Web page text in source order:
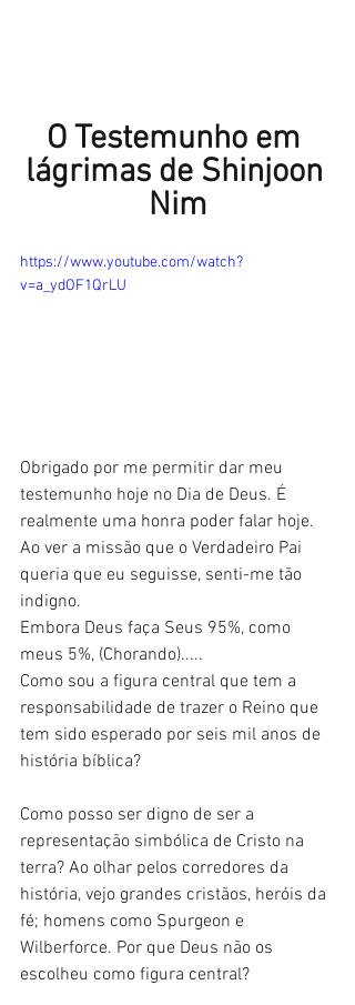
O Testemunho em
lágrimas de Shinjoon
Nim
https://www.youtube.com/watch?
v=a_ydOF1QrLU
Obrigado por me permitir dar meu
testemunho hoje no Dia de Deus. É
realmente uma honra poder falar hoje.
Ao ver a missão que o Verdadeiro Pai
queria que eu seguisse, senti-me tão
indigno.
Embora Deus faça Seus 95%, como
meus 5%, (Chorando).....
Como sou a figura central que tem a
responsabilidade de trazer o Reino que
tem sido esperado por seis mil anos de
história bíblica?
Como posso ser digno de ser a
representação simbólica de Cristo na
terra? Ao olhar pelos corredores da
história, vejo grandes cristãos, heróis da
fé; homens como Spurgeon e
Wilberforce. Por que Deus não os
escolheu como figura central?